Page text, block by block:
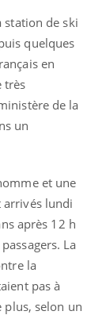
station de ski
quelques
en
très
de la
un
et une
arrivés lundi
après 12 h
La
la
pas à
plus, selon un